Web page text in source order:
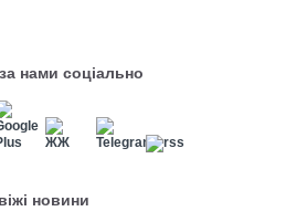
нами соціально
новини